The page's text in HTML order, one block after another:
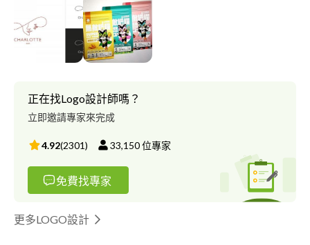
正在找Logo設計師嗎？
立即邀請專家來完成
4.92(2301) 33,150位專家
免費找專家
更多LOGO設計